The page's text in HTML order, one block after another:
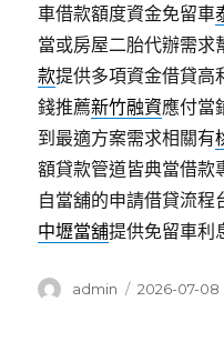
車借款額度資金免留車
當或房屋二胎代辦需求
款提供多項資金借貸高
錢推薦新竹融資應付當
到最適方案需求相關有
額貸款管道皆典當借款
自當舖的申請借貸流
中壢當舖提供免留車利
作
admin
發
2026-07-08